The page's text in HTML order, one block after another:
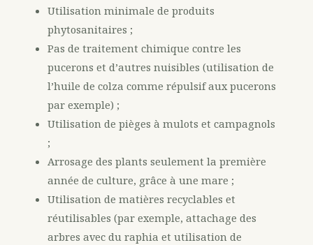
Utilisation minimale de produits
phytosanitaires ;
Pas de traitement chimique contre les
pucerons et d’autres nuisibles (utilisation de
l’huile de colza comme répulsif aux pucerons
par exemple) ;
Utilisation de pièges à mulots et campagnols
;
Arrosage des plants seulement la première
année de culture, grâce à une mare ;
Utilisation de matières recyclables et
réutilisables (par exemple, attachage des
arbres avec du raphia et utilisation de